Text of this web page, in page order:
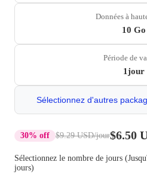
Données à
10 Go
Période de
1jour
Sélectionnez d'autres
30% off $9.29 USD/jour$6.50
Sélectionnez le nombre de jours
jours)